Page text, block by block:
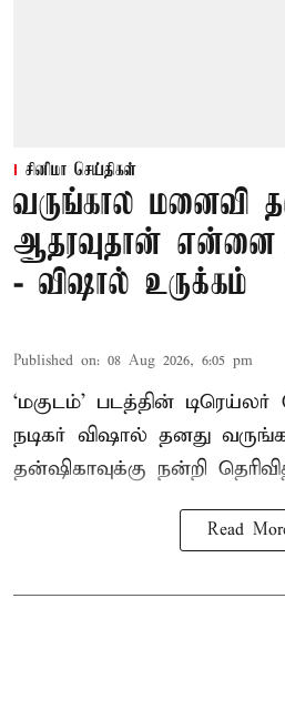
சினிமா செய்திகள்
வருங்கால மனைவி
ஆதரவுதான் என்னை
- விஷால் உருக்கம்
Published on: 08 Aug 2026, 6:05 pm
‘மகுடம்’ படத்தின் டிரெய்லர்
நடிகர் விஷால் தனது
தன்ஷிகாவுக்கு நன்றி
Read